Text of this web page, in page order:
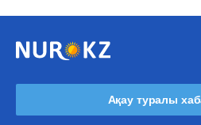
Ақау туралы